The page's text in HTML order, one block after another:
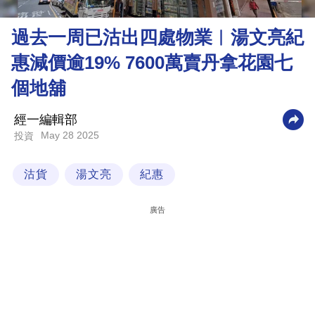
理
財
商
技
場
過去一周已沽出四處物業︳湯文亮紀
惠減價逾19% 7600萬賣丹拿花園七
個地舖
經一編輯部
投資 May 28 2025
沽貨 湯文亮 紀惠
廣告